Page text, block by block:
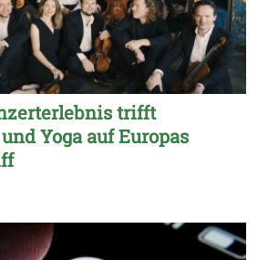
trifft
Yoga auf Europas